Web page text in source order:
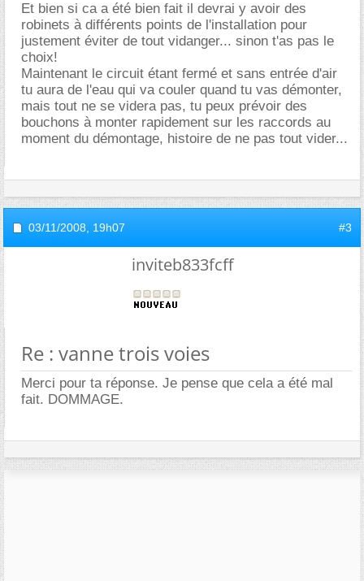
Et bien si ca a été bien fait il devrai y avoir des
robinets à différents points de l'installation pour
justement éviter de tout vidanger... sinon t'as pas le
choix!
Maintenant le circuit étant fermé et sans entrée d'air
tu aura de l'eau qui va couler quand tu vas démonter,
mais tout ne se videra pas, tu peux prévoir des
bouchons à monter rapidement sur les raccords au
moment du démontage, histoire de ne pas tout vider...
03/11/2008, 19h07 #3
inviteb833fcff
Re : vanne trois voies
Merci pour ta réponse. Je pense que cela a été mal
fait. DOMMAGE.